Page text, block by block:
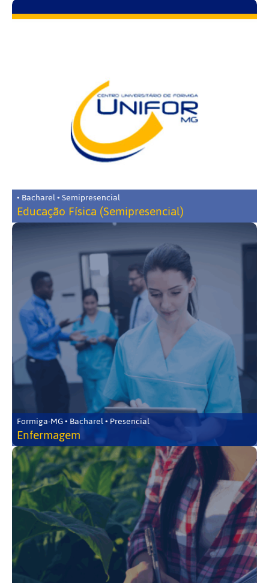
• Bacharel • Semipresencial
Educação Física (Semipresencial)
Formiga-MG • Bacharel • Presencial
Enfermagem